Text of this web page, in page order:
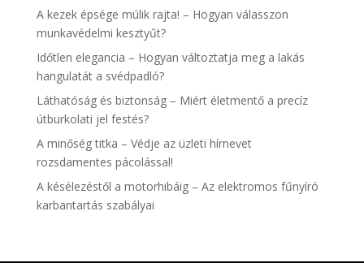
A kezek épsége múlik rajta! – Hogyan válasszon
munkavédelmi kesztyűt?
Időtlen elegancia – Hogyan változtatja meg a lakás
hangulatát a svédpadló?
Láthatóság és biztonság – Miért életmentő a precíz
útburkolati jel festés?
A minőség titka – Védje az üzleti hírnevet
rozsdamentes pácolással!
A késélezéstől a motorhibáig – Az elektromos fűnyíró
karbantartás szabályai